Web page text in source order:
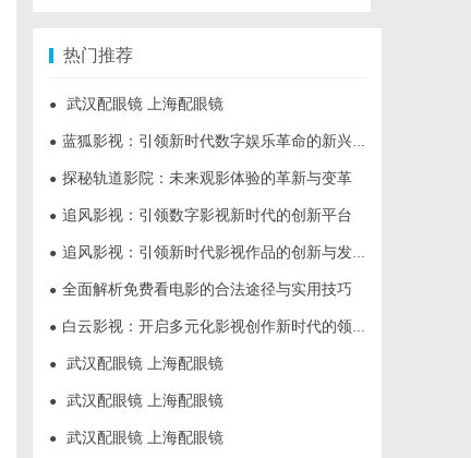
热门推荐
● 武汉配眼镜 上海配眼镜
● 蓝狐影视：引领新时代数字娱乐革命的新兴力量
● 探秘轨道影院：未来观影体验的革新与变革
● 追风影视：引领数字影视新时代的创新平台
● 追风影视：引领新时代影视作品的创新与发展之路
● 全面解析免费看电影的合法途径与实用技巧
● 白云影视：开启多元化影视创作新时代的领航者
● 武汉配眼镜 上海配眼镜
● 武汉配眼镜 上海配眼镜
● 武汉配眼镜 上海配眼镜